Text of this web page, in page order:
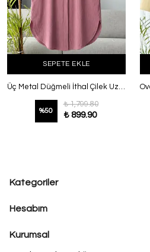
SEPETE EKLE
Üç Metal Düğmeli İthal Çilek Uzun Gömlek Gül
%50
₺ 1,799.80
₺ 899.90
Kategoriler
Hesabım
Kurumsal